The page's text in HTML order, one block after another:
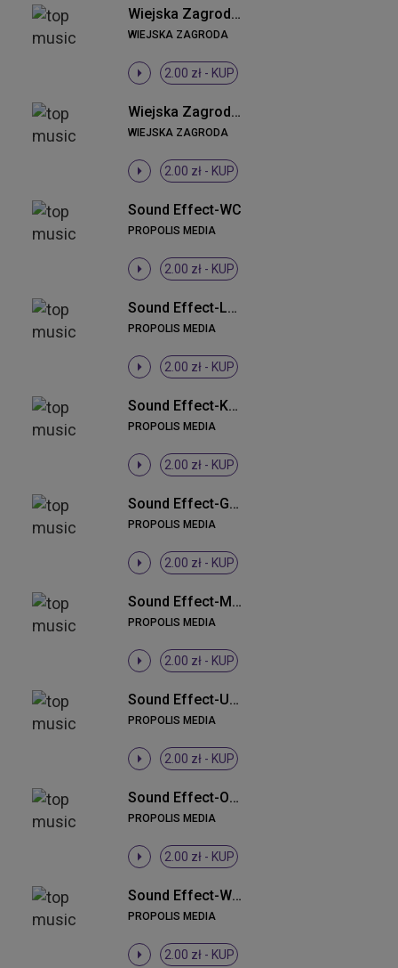
Wiejska Zagroda - Kaczki w stawie, żabki, kogut w oddali
WIEJSKA ZAGRODA
2.00 zł - KUP
Wiejska Zagroda - Kogut i kury
WIEJSKA ZAGRODA
2.00 zł - KUP
Sound Effect-WC
PROPOLIS MEDIA
2.00 zł - KUP
Sound Effect-Laser
PROPOLIS MEDIA
2.00 zł - KUP
Sound Effect-Karabin
PROPOLIS MEDIA
2.00 zł - KUP
Sound Effect-Gun
PROPOLIS MEDIA
2.00 zł - KUP
Sound Effect-Małpi śmiech
PROPOLIS MEDIA
2.00 zł - KUP
Sound Effect-Uuuuaaa!!!
PROPOLIS MEDIA
2.00 zł - KUP
Sound Effect-Osioł
PROPOLIS MEDIA
2.00 zł - KUP
Sound Effect-Wycie wilka
PROPOLIS MEDIA
2.00 zł - KUP